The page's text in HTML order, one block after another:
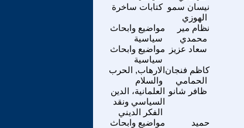
كتابات ساخرة نيسان سمو
الهوزي
مواضيع وابحاث
سياسية
نظام مير
محمدي
مواضيع وابحاث
سياسية
سعاد عزيز
الارهاب, الحرب
والسلام
كاظم فنجان
الحمامي
العلمانية، الدين
السياسي ونقد
الفكر الديني
ظافر شانو
مواضيع وابحاث
حميد